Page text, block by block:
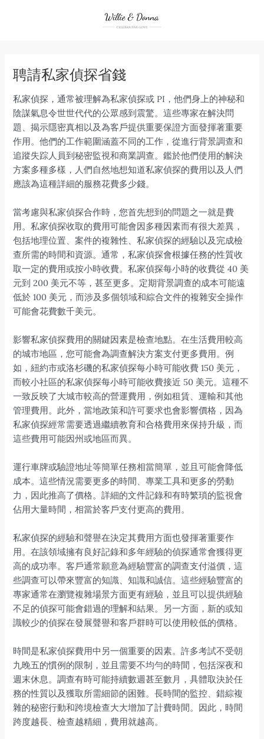
聘請私家偵探省錢
私家偵探，通常被理解為私家偵探或 PI，他們身上的神秘和
陰謀氣息令世世代代的公眾感到震驚。這些專家在解決問
題、揭示隱密真相以及為客戶提供重要保證方面發揮著重要
作用。他們的工作範圍涵蓋不同的工作，從進行背景調查和
追蹤失踪人員到秘密監視和商業調查。鑑於他們使用的解決
方案多種多樣，人們自然地想知道私家偵探的費用以及人們
應該為這種詳細的服務花費多少錢。
當考慮與私家偵探合作時，您首先想到的問題之一就是費
用。私家偵探收取的費用可能會因多種因素而有很大差異，
包括地理位置、案件的複雜性、私家偵探的經驗以及完成檢
查所需的時間和資源。通常，私家偵探會根據任務的性質收
取一定的費用或按小時收費。私家偵探每小時的收費從 40 美
元到 200 美元不等，甚至更多。定期背景調查的成本可能遠
低於 100 美元，而涉及多個領域和綜合文件的複雜安全操作
可能會花費數千美元。
影響私家偵探費用的關鍵因素是檢查地點。在生活費用較高
的城市地區，您可能會為調查解決方案支付更多費用。例
如，紐約市或洛杉磯的私家偵探每小時可能收費 150 美元，
而較小社區的私家偵探每小時可能收費接近 50 美元。這種不
一致反映了大城市較高的營運費用，例如租賃、運輸和其他
管理費用。此外，當地政策和許可要求也會影響價格，因為
私家偵探經常需要透過繼續教育和合格費用來保持升級，而
這些費用可能因州或地區而異。
運行車牌或驗證地址等簡單任務相當簡單，並且可能會降低
成本。這些情況需要更多的時間、專業工具和更多的勞動
力，因此推高了價格。詳細的文件記錄和有時繁瑣的監視會
佔用大量時間，相當於客戶支付更高的費用。
私家偵探的經驗和聲譽在決定其費用方面也發揮著重要作
用。在該領域擁有良好記錄和多年經驗的偵探通常會獲得更
高的成功率。客戶通常願意為經驗豐富的調查支付溢價，這
些調查可以帶來豐富的知識、知識和誠信。這些經驗豐富的
專家通常在瀏覽複雜場景方面更有經驗，並且可以提供經驗
不足的偵探可能會錯過的理解和結果。另一方面，新的或知
識較少的偵探在發展聲譽和客戶群時可以使用較低的價格。
時間是私家偵探費用中另一個重要的因素。許多考試不受朝
九晚五的慣例的限制，並且需要不均勻的時間，包括深夜和
週末休息。調查有時可能持續數週甚至數月，具體取決於任
務的性質以及獲取所需細節的困難。長時間的監控、錯綜複
雜的秘密行動和跨境檢查大大增加了計費時間。因此，時間
跨度越長、檢查越精細，費用就越高。